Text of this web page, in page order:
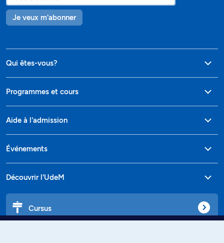
Je veux m'abonner
Qui êtes-vous?
Programmes et cours
Aide à l'admission
Événements
Découvrir l'UdeM
Cursus